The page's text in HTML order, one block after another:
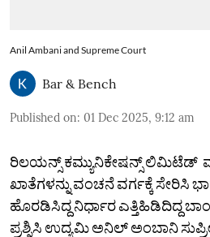
Anil Ambani and Supreme Court
Bar & Bench
Published on: 01 Dec 2025, 9:12 am
ರಿಲಯನ್ಸ್ ಕಮ್ಯುನಿಕೇಷನ್ಸ್ ಲಿಮಿಟೆಡ್
ಖಾತೆಗಳನ್ನು ವಂಚನೆ ವರ್ಗಕ್ಕೆ ಸೇರಿಸಿ
ಹೊರಡಿಸಿದ್ದ ನಿರ್ಧಾರ ಎತ್ತಿಹಿಡಿದಿದ್ದ
ಪ್ರಶ್ನಿಸಿ ಉದ್ಯಮಿ ಅನಿಲ್‌ ಅಂಬಾನಿ